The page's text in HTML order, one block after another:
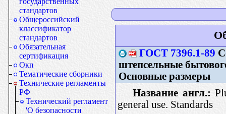
стандартов
Общероссийский
классификатор
стандартов
Обязательная
сертификация
Окп
Тематические сборники
Технические регламенты
РФ
Технический регламент
'О безопасности
ГОСТ 7396.1-89
штепсельные
Основные размеры
Название англ.:
general use. Standards